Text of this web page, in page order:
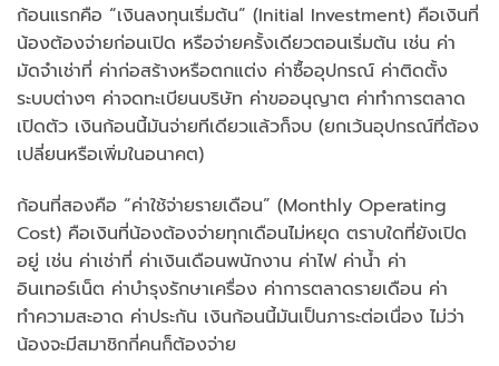
ก้อนแรกคือ “เงินลงทุนเริ่มต้น” (Initial Investment) คือเงินที่
น้องต้องจ่ายก่อนเปิด หรือจ่ายครั้งเดียวตอนเริ่มต้น เช่น ค่า
มัดจำเช่าที่ ค่าก่อสร้างหรือตกแต่ง ค่าซื้ออุปกรณ์ ค่าติดตั้ง
ระบบต่างๆ ค่าจดทะเบียนบริษัท ค่าขออนุญาต ค่าทำการตลาด
เปิดตัว เงินก้อนนี้มันจ่ายทีเดียวแล้วก็จบ (ยกเว้นอุปกรณ์ที่ต้อง
เปลี่ยนหรือเพิ่มในอนาคต)
ก้อนที่สองคือ “ค่าใช้จ่ายรายเดือน” (Monthly Operating
Cost) คือเงินที่น้องต้องจ่ายทุกเดือนไม่หยุด ตราบใดที่ยังเปิด
อยู่ เช่น ค่าเช่าที่ ค่าเงินเดือนพนักงาน ค่าไฟ ค่าน้ำ ค่า
อินเทอร์เน็ต ค่าบำรุงรักษาเครื่อง ค่าการตลาดรายเดือน ค่า
ทำความสะอาด ค่าประกัน เงินก้อนนี้มันเป็นภาระต่อเนื่อง ไม่ว่า
น้องจะมีสมาชิกกี่คนก็ต้องจ่าย